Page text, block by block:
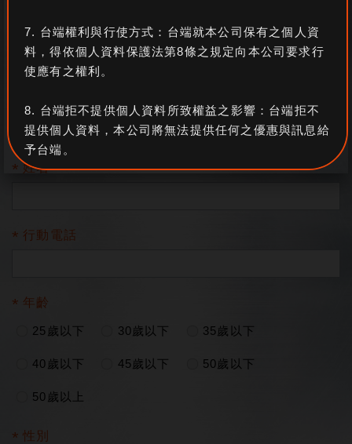
選「是」，請留下您的E-mail，我們將盡快與您聯繫。
否 是 (是否願意收到專人回覆)
姓名
行動電話
年齡
25歲以下 30歲以下 35歲以下
40歲以下 45歲以下 50歲以下
50歲以上
性別
7. 台端權利與行使方式：台端就本公司保有之個人資
料，得依個人資料保護法第8條之規定向本公司要求行
使應有之權利。
8. 台端拒不提供個人資料所致權益之影響：台端拒不
提供個人資料，本公司將無法提供任何之優惠與訊息給
予台端。
範